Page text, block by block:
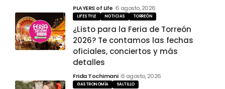
PLAYERS of Life 6 agosto, 2026
LIFESTYLE NOTICIAS TORREÓN
¿Listo para la Feria de Torreón
2026? Te contamos las fechas
oficiales, conciertos y más
detalles
Frida Tochimani 6 agosto, 2026
GASTRONOMÍA SALTILLO